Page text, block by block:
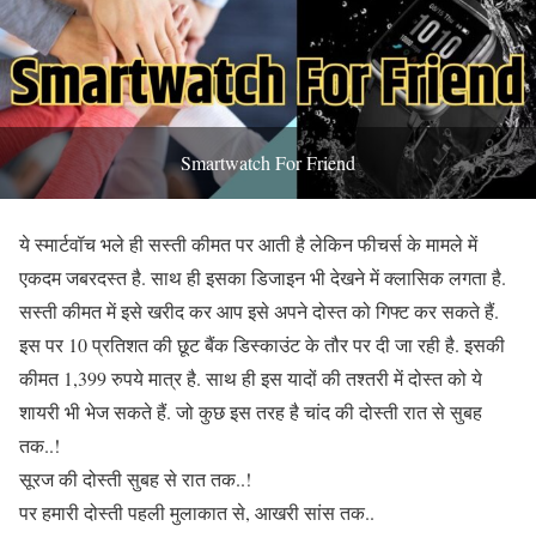
Smartwatch For Friend
ये स्मार्टवॉच भले ही सस्ती कीमत पर आती है लेकिन फीचर्स के मामले में
एकदम जबरदस्त है. साथ ही इसका डिजाइन भी देखने में क्लासिक लगता है.
सस्ती कीमत में इसे खरीद कर आप इसे अपने दोस्त को गिफ्ट कर सकते हैं.
इस पर 10 प्रतिशत की छूट बैंक डिस्काउंट के तौर पर दी जा रही है. इसकी
कीमत 1,399 रुपये मात्र है. साथ ही इस यादों की तश्तरी में दोस्त को ये
शायरी भी भेज सकते हैं. जो कुछ इस तरह है चांद की दोस्ती रात से सुबह
तक..!
सूरज की दोस्ती सुबह से रात तक..!
पर हमारी दोस्ती पहली मुलाकात से, आखरी सांस तक..